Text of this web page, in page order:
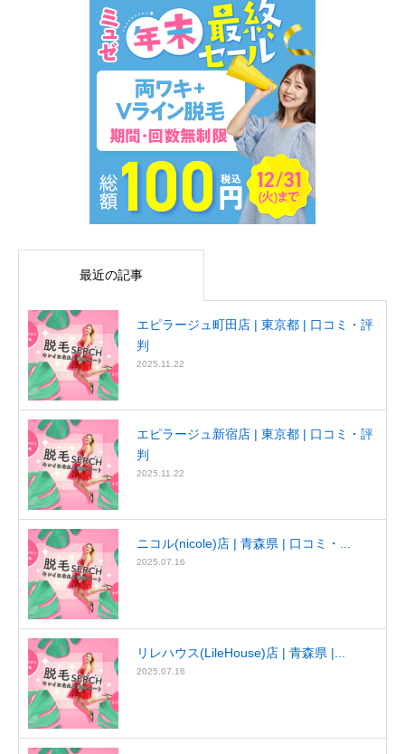
最近の記事
エピラージュ町田店 | 東京都 | 口コミ・評
判
2025.11.22
エピラージュ新宿店 | 東京都 | 口コミ・評
判
2025.11.22
ニコル(nicole)店 | 青森県 | 口コミ・...
2025.07.16
リレハウス(LileHouse)店 | 青森県 |...
2025.07.16